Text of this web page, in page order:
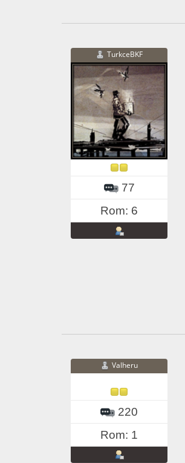
TurkceBKF
77
Rom: 6
Valheru
220
Rom: 1